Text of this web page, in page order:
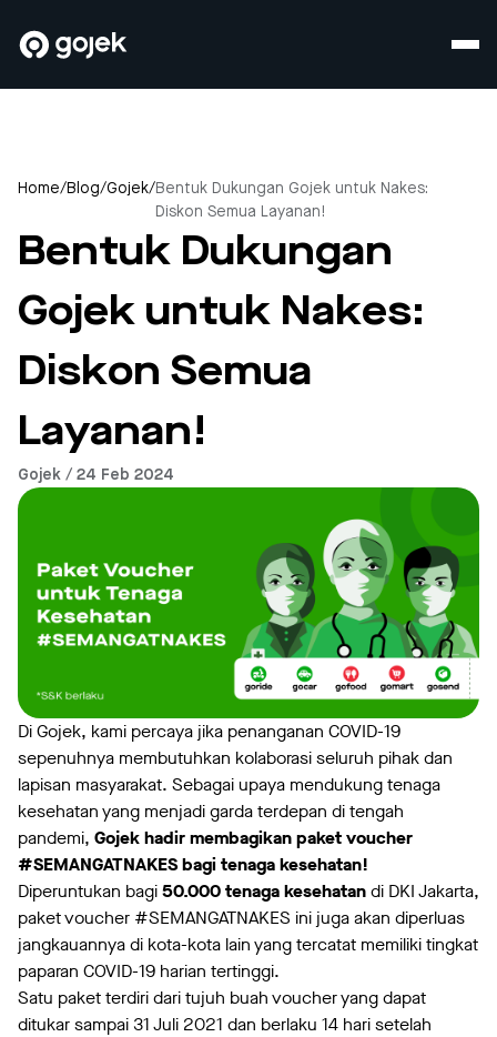
Home/Blog/Gojek/Bentuk Dukungan Gojek untuk Nakes:
Diskon Semua Layanan!
Bentuk Dukungan
Gojek untuk Nakes:
Diskon Semua
Layanan!
Gojek / 24 Feb 2024
Di Gojek, kami percaya jika penanganan COVID-19
sepenuhnya membutuhkan kolaborasi seluruh pihak dan
lapisan masyarakat. Sebagai upaya mendukung tenaga
kesehatan yang menjadi garda terdepan di tengah
pandemi, Gojek hadir membagikan paket voucher
#SEMANGATNAKES bagi tenaga kesehatan!
Diperuntukan bagi50.000 tenaga kesehatandi DKI Jakarta,
paket voucher #SEMANGATNAKES ini juga akan diperluas
jangkauannya di kota-kota lain yang tercatat memiliki tingkat
paparan COVID-19 harian tertinggi.
Satu paket terdiri dari tujuh buah voucher yang dapat
ditukar sampai 31 Juli 2021 dan berlaku 14 hari setelah